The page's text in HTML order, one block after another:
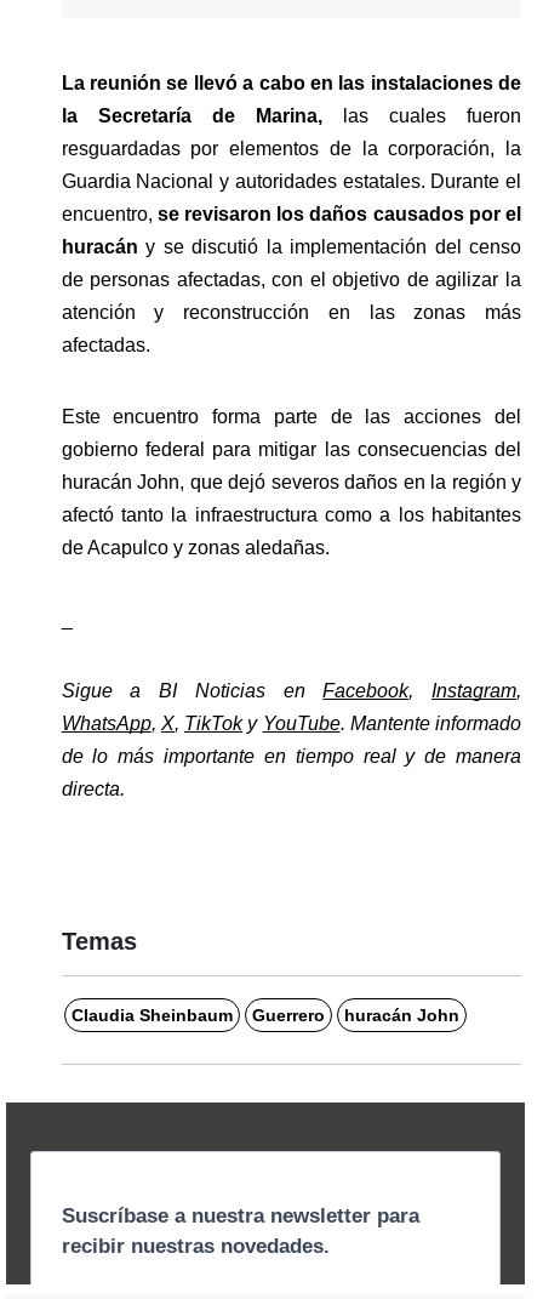
La reunión se llevó a cabo en las instalaciones de
la Secretaría de Marina, las cuales fueron
resguardadas por elementos de la corporación, la
Guardia Nacional y autoridades estatales. Durante el
encuentro, se revisaron los daños causados por el
huracán y se discutió la implementación del censo
de personas afectadas, con el objetivo de agilizar la
atención y reconstrucción en las zonas más
afectadas.
Este encuentro forma parte de las acciones del
gobierno federal para mitigar las consecuencias del
huracán John, que dejó severos daños en la región y
afectó tanto la infraestructura como a los habitantes
de Acapulco y zonas aledañas.
Sigue a BI Noticias en Facebook, Instagram,
WhatsApp, X, TikTok y YouTube. Mantente informado
de lo más importante en tiempo real y de manera
directa.
Temas
Claudia Sheinbaum Guerrero huracán John